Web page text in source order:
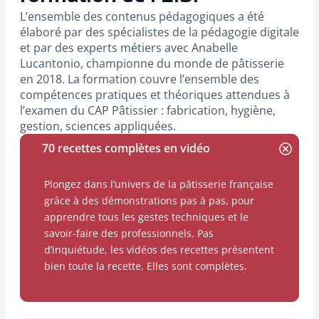
L’ensemble des contenus pédagogiques a été
élaboré par des spécialistes de la pédagogie digitale
et par des experts métiers avec Anabelle
Lucantonio, championne du monde de pâtisserie
en 2018. La formation couvre l’ensemble des
compétences pratiques et théoriques attendues à
l’examen du CAP Pâtissier : fabrication, hygiène,
gestion, sciences appliquées.
70 recettes complètes en vidéo
Plongez dans l’univers de la pâtisserie française
grâce à des démonstrations pas à pas, pour
apprendre tous les gestes techniques et le
savoir-faire des professionnels. Pas
d’inquiétude, les vidéos des recettes présentent
bien toute la recette. Elles sont complètes.